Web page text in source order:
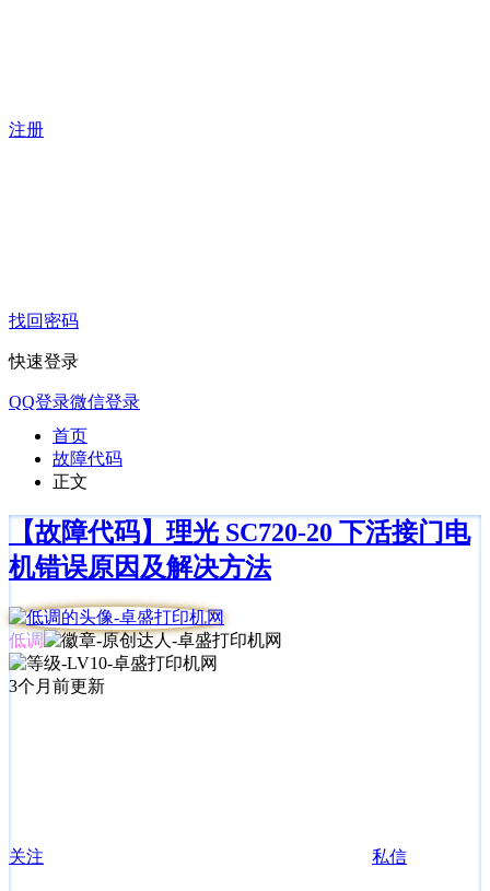
注册
找回密码
快速登录
QQ登录微信登录
首页
故障代码
正文
【故障代码】理光 SC720-20 下活接门电
机错误原因及解决方法
低调
3个月前更新
关注 私信